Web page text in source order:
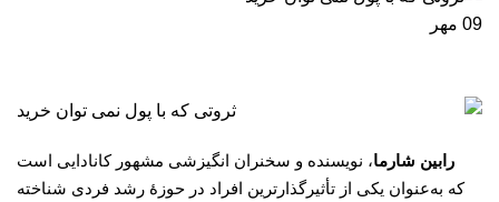
09 مهر
ر ابین شارما، نویسنده و سخنران انگیزشی مشهور کانادایی است
که به‌عنوان یکی از تأثیرگذارترین افراد در حوزۀ رشد فردی شناخته